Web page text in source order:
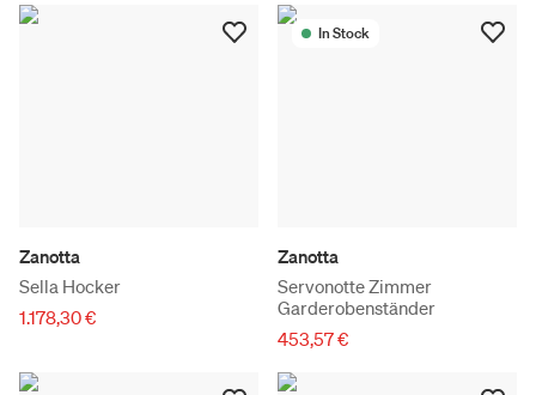
Zanotta
Sella Hocker
1.178,30 €
In Stock
Zanotta
Servonotte Zimmer
Garderobenständer
453,57 €